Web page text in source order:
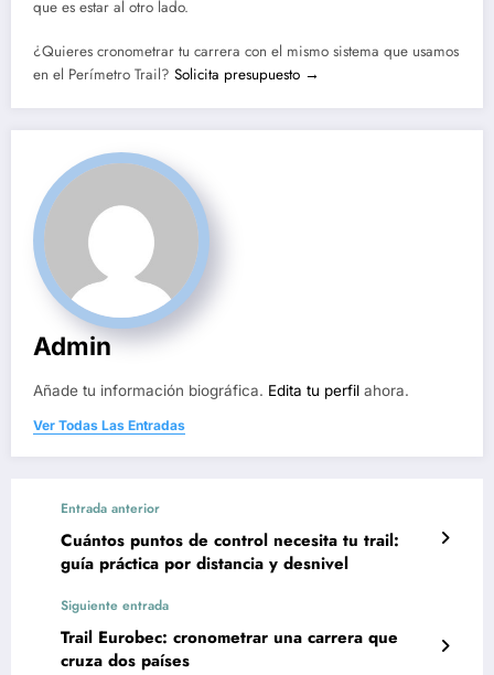
que es estar al otro lado.
¿Quieres cronometrar tu carrera con el mismo sistema que usamos
en el Perímetro Trail? Solicita presupuesto →
Admin
Añade tu información biográfica. Edita tu perfil ahora.
Ver Todas Las Entradas
Entrada anterior
Cuántos puntos de control necesita tu trail:
guía práctica por distancia y desnivel
Siguiente entrada
Trail Eurobec: cronometrar una carrera que
cruza dos países